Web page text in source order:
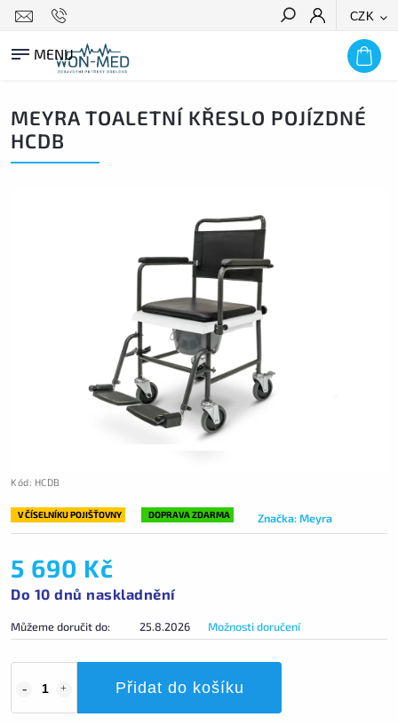
CZK
HLEDAT
MEYRA TOALETNÍ KŘESLO POJÍZDNÉ
HCDB
Kód: HCDB
V ČÍSELNÍKU POJIŠŤOVNY DOPRAVA ZDARMA Značka:Meyra
5 690 Kč
Do 10 dnů naskladnění
Můžeme doručit do: 25.8.2026 Možnosti doručení
Přidat do košíku